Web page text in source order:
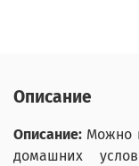
Описание
Описание: Можно
домашних